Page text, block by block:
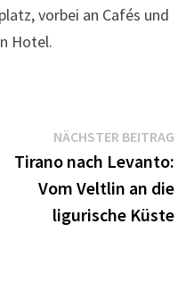
vorbei an Cafés und
Hotel.
NÄCHSTER BEITRAG
Tirano nach Levanto:
Vom Veltlin an die
ligurische Küste